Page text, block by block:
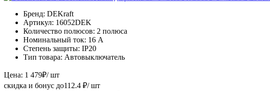
Бренд: DEKraft
Артикул: 16052DEK
Количество полюсов: 2 полюса
Номинальный ток: 16 А
Степень защиты: IP20
Тип товара: Автовыключатель
Цена: 1 479₽/ шт
скидка и бонус до112.4 ₽/ шт